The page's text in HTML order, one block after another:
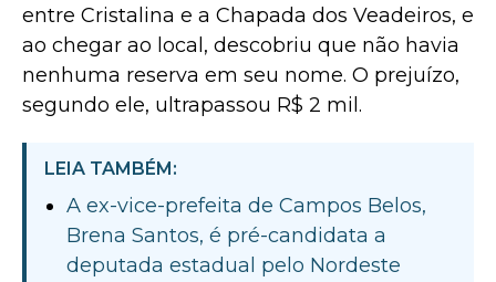
entre Cristalina e a Chapada dos Veadeiros, e
ao chegar ao local, descobriu que não havia
nenhuma reserva em seu nome. O prejuízo,
segundo ele, ultrapassou R$ 2 mil.
LEIA TAMBÉM:
A ex-vice-prefeita de Campos Belos,
Brena Santos, é pré-candidata a
deputada estadual pelo Nordeste